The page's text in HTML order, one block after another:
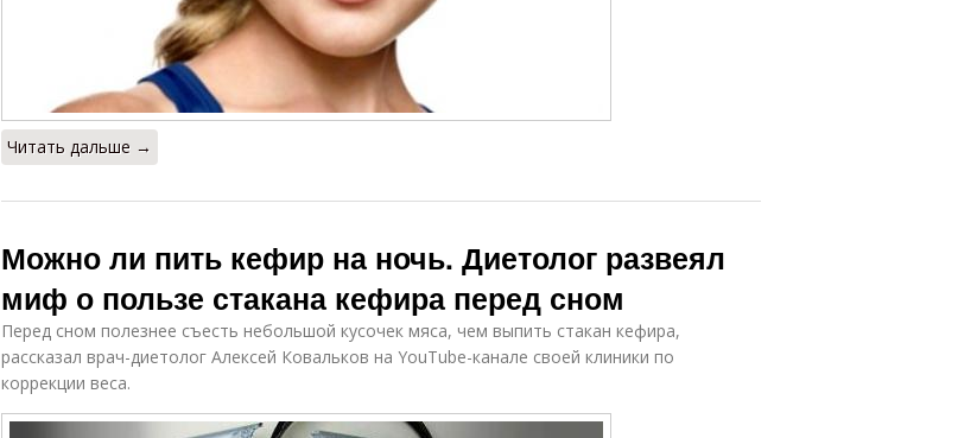
Читать дальше →
Можно ли пить кефир на ночь. Диетолог развеял
миф о пользе стакана кефира перед сном
Перед сном полезнее съесть небольшой кусочек мяса, чем выпить стакан кефира,
рассказал врач-диетолог Алексей Ковальков на YouTube-канале своей клиники по
коррекции веса.